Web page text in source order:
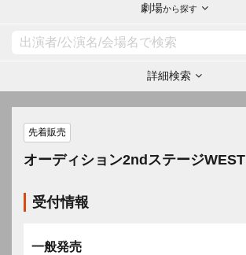
劇場から探す
詳細検索
先着販売
オーディション2ndステージWEST
受付情報
一般発売